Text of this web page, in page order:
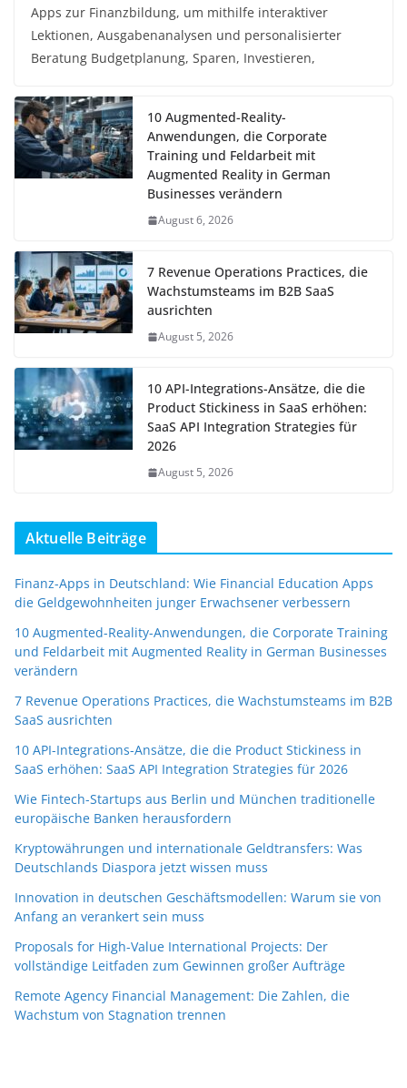
Apps zur Finanzbildung, um mithilfe interaktiver
Lektionen, Ausgabenanalysen und personalisierter
Beratung Budgetplanung, Sparen, Investieren,
10 Augmented-Reality-
Anwendungen, die Corporate
Training und Feldarbeit mit
Augmented Reality in German
Businesses verändern
August 6, 2026
7 Revenue Operations Practices, die
Wachstumsteams im B2B SaaS
ausrichten
August 5, 2026
10 API-Integrations-Ansätze, die die
Product Stickiness in SaaS erhöhen:
SaaS API Integration Strategies für
2026
August 5, 2026
Aktuelle Beiträge
Finanz-Apps in Deutschland: Wie Financial Education Apps
die Geldgewohnheiten junger Erwachsener verbessern
10 Augmented-Reality-Anwendungen, die Corporate Training
und Feldarbeit mit Augmented Reality in German Businesses
verändern
7 Revenue Operations Practices, die Wachstumsteams im B2B
SaaS ausrichten
10 API-Integrations-Ansätze, die die Product Stickiness in
SaaS erhöhen: SaaS API Integration Strategies für 2026
Wie Fintech-Startups aus Berlin und München traditionelle
europäische Banken herausfordern
Kryptowährungen und internationale Geldtransfers: Was
Deutschlands Diaspora jetzt wissen muss
Innovation in deutschen Geschäftsmodellen: Warum sie von
Anfang an verankert sein muss
Proposals for High-Value International Projects: Der
vollständige Leitfaden zum Gewinnen großer Aufträge
Remote Agency Financial Management: Die Zahlen, die
Wachstum von Stagnation trennen